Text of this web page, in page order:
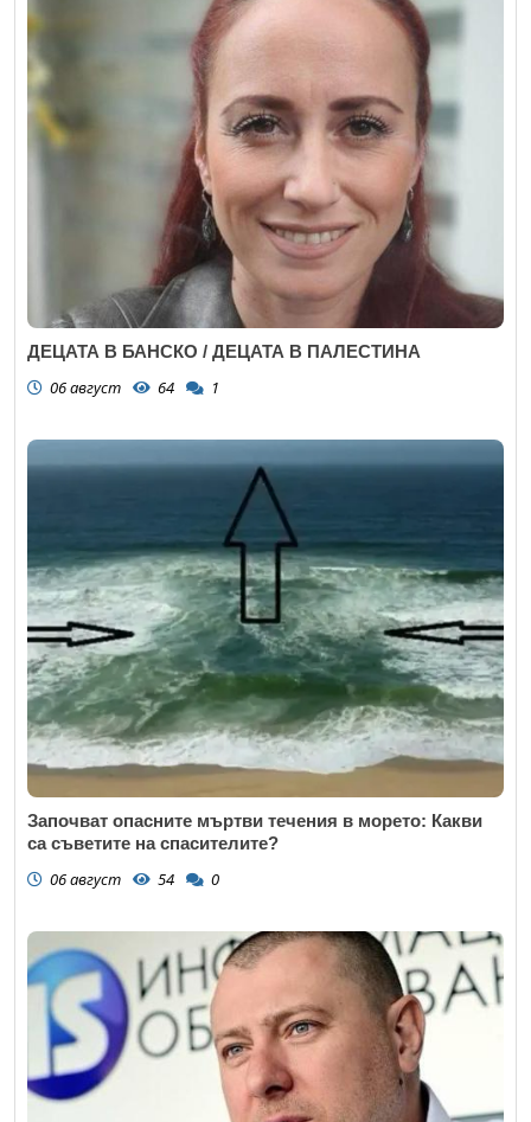
ДЕЦАТА В БАНСКО / ДЕЦАТА В ПАЛЕСТИНА
06 август 64 1
Започват опасните мъртви течения в морето: Какви
са съветите на спасителите?
06 август 54 0